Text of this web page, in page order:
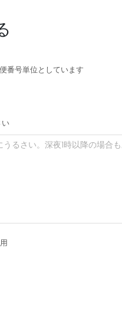
番号単位としています
い